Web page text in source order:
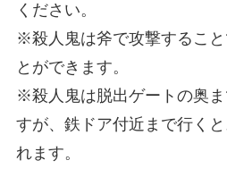
ください。
※殺人鬼は斧で攻撃するこ
とができます。
※殺人鬼は脱出ゲートの奥
すが、鉄ドア付近まで行く
れます。